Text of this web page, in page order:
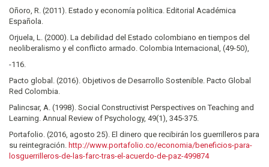
Oñoro, R. (2011). Estado y economía política. Editorial Académica
Española.
Orjuela, L. (2000). La debilidad del Estado colombiano en tiempos del
neoliberalismo y el conflicto armado. Colombia Internacional, (49-50),
-116.
Pacto global. (2016). Objetivos de Desarrollo Sostenible. Pacto Global
Red Colombia.
Palincsar, A. (1998). Social Constructivist Perspectives on Teaching and
Learning. Annual Review of Psychology, 49(1), 345-375.
Portafolio. (2016, agosto 25). El dinero que recibirán los guerrilleros para
su reintegración. http://www.portafolio.co/economia/beneficios-para-
losguerrilleros-de-las-farc-tras-el-acuerdo-de-paz-499874